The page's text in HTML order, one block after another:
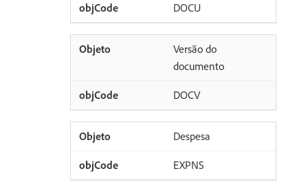
DOCU
Versão do
documento
DOCV
Despesa
EXPNS